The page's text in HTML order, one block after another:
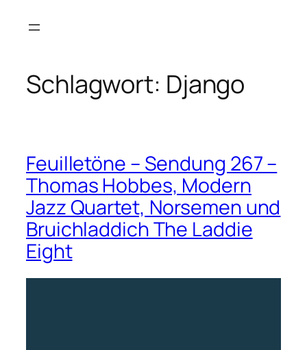
Inhalt
Schlagwort: Django
Feuilletöne – Sendung 267 –
Thomas Hobbes, Modern
Jazz Quartet, Norsemen und
Bruichladdich The Laddie
Eight